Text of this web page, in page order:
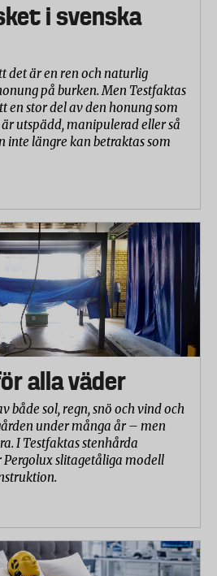
i svenska
det är en ren och naturlig
på burken. Men Testfaktas
en stor del av den honung som
utspädd, manipulerad eller så
inte längre kan betraktas som
alla väder
både sol, regn, snö och vind och
under många år – men
I Testfaktas stenhårda
slitagetåliga modell